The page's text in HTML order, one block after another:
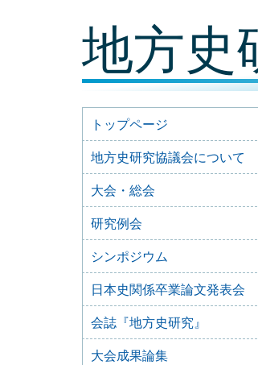
地方史
トップページ
地方史研究協議会について
大会・総会
研究例会
シンポジウム
日本史関係卒業論文発表会
会誌『地方史研究』
大会成果論集